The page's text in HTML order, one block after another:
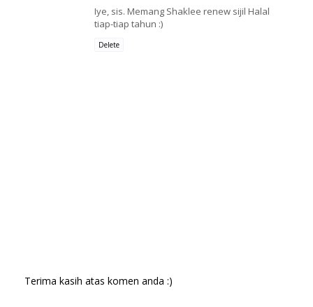
Iye, sis. Memang Shaklee renew sijil Halal
tiap-tiap tahun :)
Delete
Terima kasih atas komen anda :)